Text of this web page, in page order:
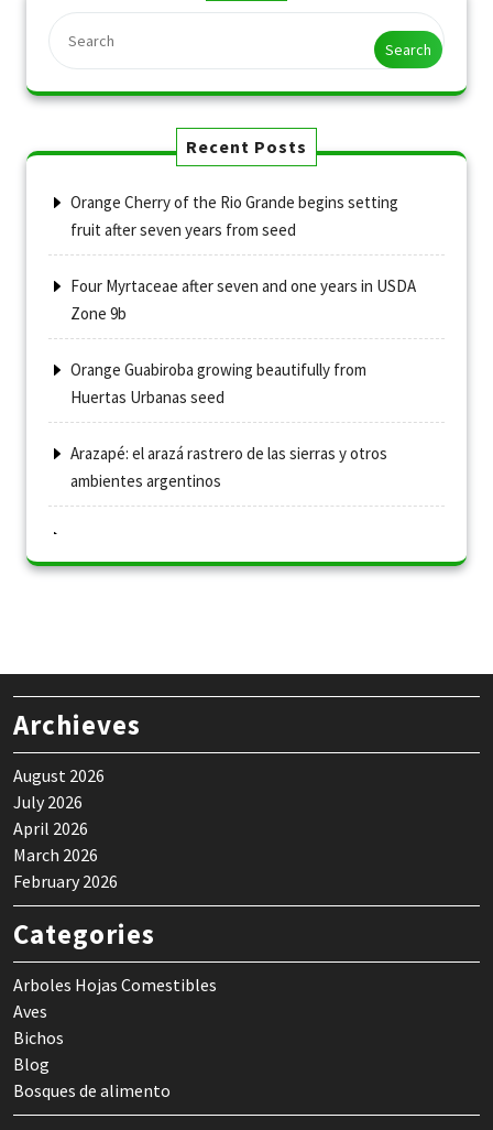
Search
Recent Posts
Orange Cherry of the Rio Grande begins setting
fruit after seven years from seed
Four Myrtaceae after seven and one years in USDA
Zone 9b
Orange Guabiroba growing beautifully from
Huertas Urbanas seed
Arazapé: el arazá rastrero de las sierras y otros
ambientes argentinos
Archieves
August 2026
July 2026
April 2026
March 2026
February 2026
Categories
Arboles Hojas Comestibles
Aves
Bichos
Blog
Bosques de alimento